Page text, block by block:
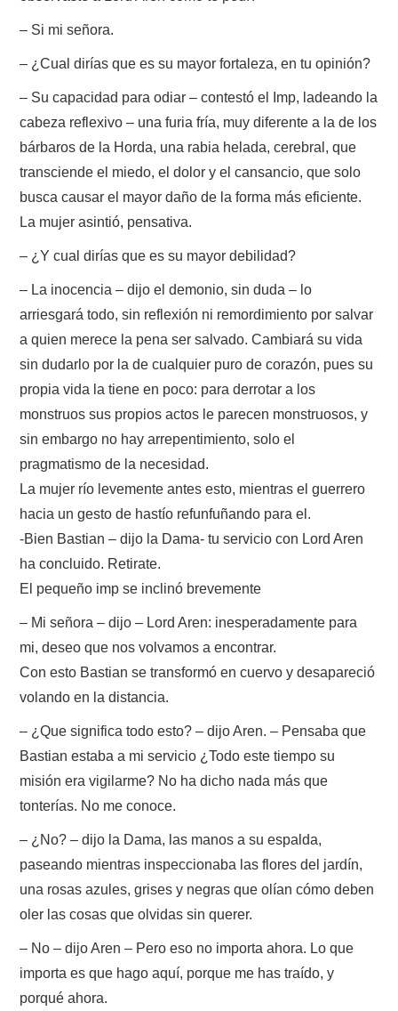
– Si mi señora.
– ¿Cual dirías que es su mayor fortaleza, en tu opinión?
– Su capacidad para odiar – contestó el Imp, ladeando la
cabeza reflexivo – una furia fría, muy diferente a la de los
bárbaros de la Horda, una rabia helada, cerebral, que
transciende el miedo, el dolor y el cansancio, que solo
busca causar el mayor daño de la forma más eficiente.
La mujer asintió, pensativa.
– ¿Y cual dirías que es su mayor debilidad?
– La inocencia – dijo el demonio, sin duda – lo
arriesgará todo, sin reflexión ni remordimiento por salvar
a quien merece la pena ser salvado. Cambiará su vida
sin dudarlo por la de cualquier puro de corazón, pues su
propia vida la tiene en poco: para derrotar a los
monstruos sus propios actos le parecen monstruosos, y
sin embargo no hay arrepentimiento, solo el
pragmatismo de la necesidad.
La mujer río levemente antes esto, mientras el guerrero
hacia un gesto de hastío refunfuñando para el.
-Bien Bastian – dijo la Dama- tu servicio con Lord Aren
ha concluido. Retirate.
El pequeño imp se inclinó brevemente
– Mi señora – dijo – Lord Aren: inesperadamente para
mi, deseo que nos volvamos a encontrar.
Con esto Bastian se transformó en cuervo y desapareció
volando en la distancia.
– ¿Que significa todo esto? – dijo Aren. – Pensaba que
Bastian estaba a mi servicio ¿Todo este tiempo su
misión era vigilarme? No ha dicho nada más que
tonterías. No me conoce.
– ¿No? – dijo la Dama, las manos a su espalda,
paseando mientras inspeccionaba las flores del jardín,
una rosas azules, grises y negras que olían cómo deben
oler las cosas que olvidas sin querer.
– No – dijo Aren – Pero eso no importa ahora. Lo que
importa es que hago aquí, porque me has traído, y
porqué ahora.